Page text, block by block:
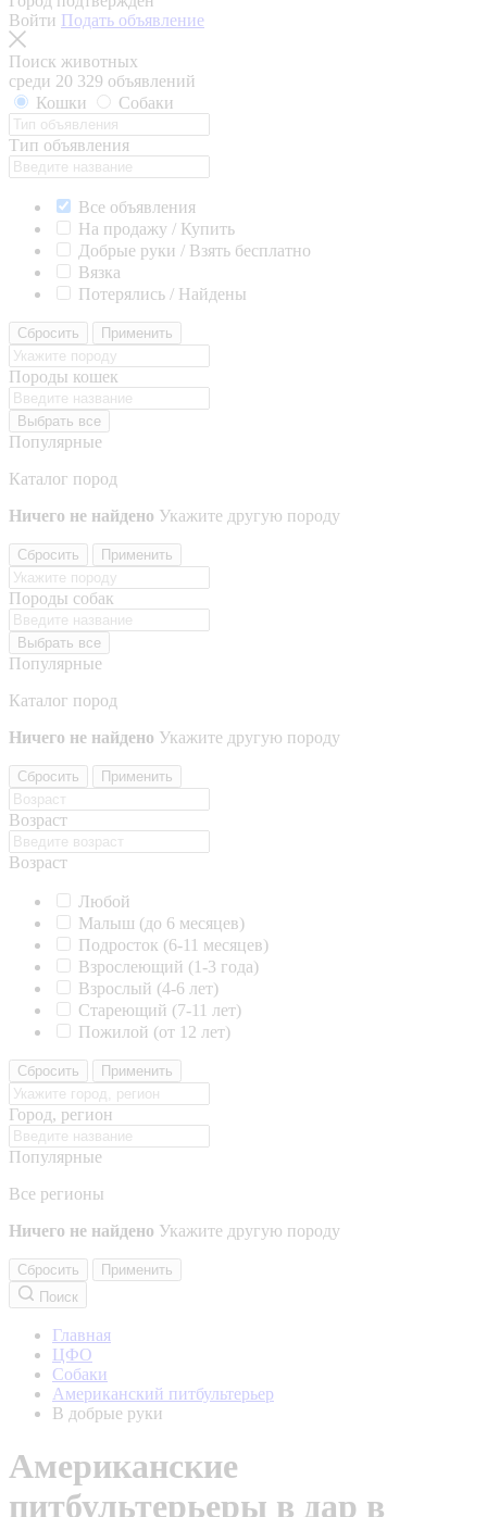
Войти Подать объявление
Поиск животных
среди 20 329 объявлений
Кошки
Собаки
Тип объявления
Все объявления
На продажу / Купить
Добрые руки / Взять бесплатно
Вязка
Потерялись / Найдены
Сбросить Применить
Породы кошек
Выбрать все
Популярные
Каталог пород
Ничего не найдено Укажите другую породу
Сбросить Применить
Породы собак
Выбрать все
Популярные
Каталог пород
Ничего не найдено Укажите другую породу
Сбросить Применить
Возраст
Возраст
Любой
Малыш (до 6 месяцев)
Подросток (6-11 месяцев)
Взрослеющий (1-3 года)
Взрослый (4-6 лет)
Стареющий (7-11 лет)
Пожилой (от 12 лет)
Сбросить Применить
Город, регион
Популярные
Все регионы
Ничего не найдено Укажите другую породу
Сбросить
Применить
Поиск
Главная
ЦФО
Собаки
Американский питбультерьер
В добрые руки
Американские
питбультерьеры в дар в